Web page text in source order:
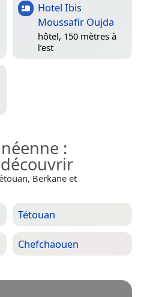
Hotel Ibis
Moussafir Oujda
hôtel, 150 mètres à
l’est
:
Berkane et
Tétouan
Chefchaouen